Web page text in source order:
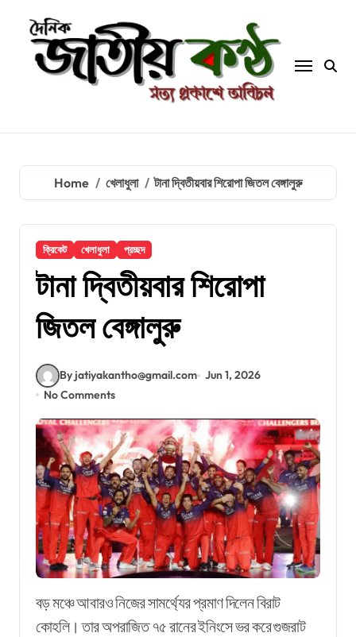
content
Home খেলাধুলা টানা দ্বিতীয়বার শিরোপা জিতল বেঙ্গালুরু
ক্রিকেট খেলাধুলা প্রচ্ছদ
টানা দ্বিতীয়বার শিরোপা
জিতল বেঙ্গালুরু
By jatiyakantho@gmail.com Jun 1, 2026
No Comments
বড় মঞ্চে আবারও নিজের সামর্থ্যের প্রমাণ দিলেন বিরাট
কোহলি। তার অপরাজিত ৭৫ রানের ইনিংসে ভর করে গুজরাট